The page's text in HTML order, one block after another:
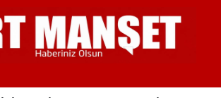
Eczaneler